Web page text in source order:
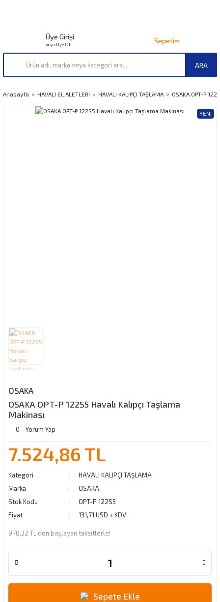
ARA
Üye Girişi
veya Üye Ol Sepetim
Anasayfa HAVALI EL ALETLERİ HAVALI KALIPÇI TAŞLAMA OSAKA OPT-P
YENI
OSAKA
OSAKA OPT-P 122S5 Havalı Kalıpçı Taşlama
Makinası
0 - Yorum Yap
7.524,86 TL
Kategori
HAVALI KALIPÇI TAŞLAMA
Marka
OSAKA
Stok Kodu
OPT-P 122S5
Fiyat
131,71 USD + KDV
978,32 TL den başlayan taksitlerle!
Sepete Ekle